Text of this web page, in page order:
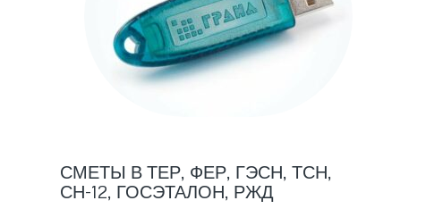
СМЕТЫ В ТЕР, ФЕР, ГЭСН, ТСН,
СН-12, ГОСЭТАЛОН, РЖД